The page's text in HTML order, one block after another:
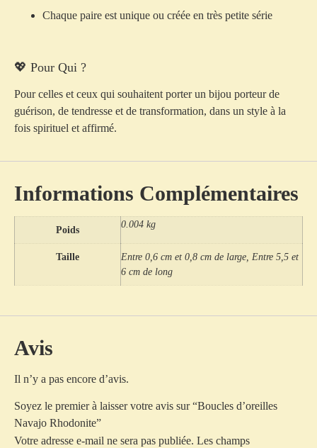
Chaque paire est unique ou créée en très petite série
💖 Pour Qui ?
Pour celles et ceux qui souhaitent porter un bijou porteur de
guérison, de tendresse et de transformation, dans un style à la
fois spirituel et affirmé.
Informations Complémentaires
Poids 0.004 kg
Taille
Entre 0,6 cm et 0,8 cm de large, Entre 5,5 et
6 cm de long
Avis
Il n’y a pas encore d’avis.
Soyez le premier à laisser votre avis sur “Boucles d’oreilles
Navajo Rhodonite”
Votre adresse e-mail ne sera pas publiée. Les champs